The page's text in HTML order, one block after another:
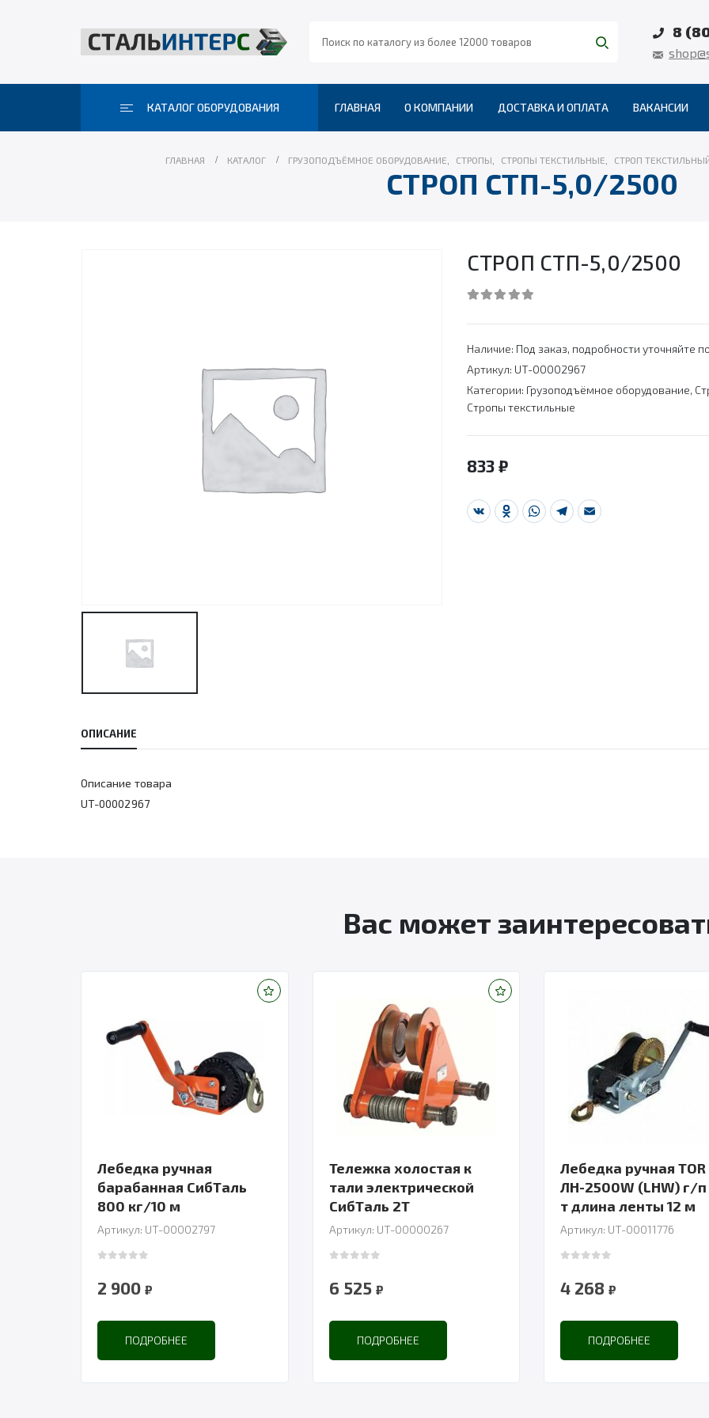
8
КАТАЛОГ ОБОРУДОВАНИЯ ГЛАВНАЯ О КОМПАНИИ ДОСТАВКА И ОПЛАТА ВАКАНСИИ
ГЛАВНАЯ КАТАЛОГ ГРУЗОПОДЪЁМНОЕ ОБОРУДОВАНИЕ СТРОПЫ СТРОПЫ ТЕКСТИЛЬНЫЕ СТРОП
СТРОП СТП-5,0/2500
СТРОП СТП-5,0/2500
Наличие: Под заказ, подробности уточняйте
Артикул: UT-00002967
Категории: Грузоподъёмное оборудование,
Стропы текстильные
833 ₽
VK Odnoklassniki
WhatsApp
Telegram
Email
ОПИСАНИЕ
Описание товара
UT-00002967
Вас может
Лебедка ручная
барабанная СибТаль
800 кг/10 м
Артикул: UT-00002797
2 900 ₽
ПОДРОБНЕЕ
Тележка холостая к
тали электрической
СибТаль 2Т
Артикул: UT-00000267
6 525 ₽
ПОДРОБНЕЕ
Лебедка ручная TOR
ЛН-2500W (LHW) г/п
т длина ленты 12 м
Артикул: UT-00011776
4 268 ₽
ПОДРОБНЕЕ